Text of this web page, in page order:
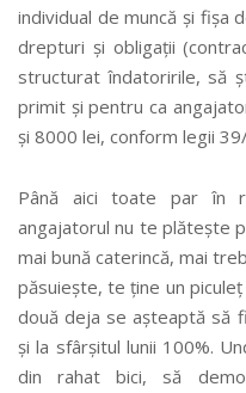
individual de muncă și fișa
drepturi și obligații
structurat îndatoririle, să
primit și pentru ca
și 8000 lei, conform legii
Până aici toate par în
angajatorul nu te plătește
mai bună caterincă, mai
păsuiește, te ține un
două deja se așteaptă să
și la sfârșitul lunii 100%.
din rahat bici, să